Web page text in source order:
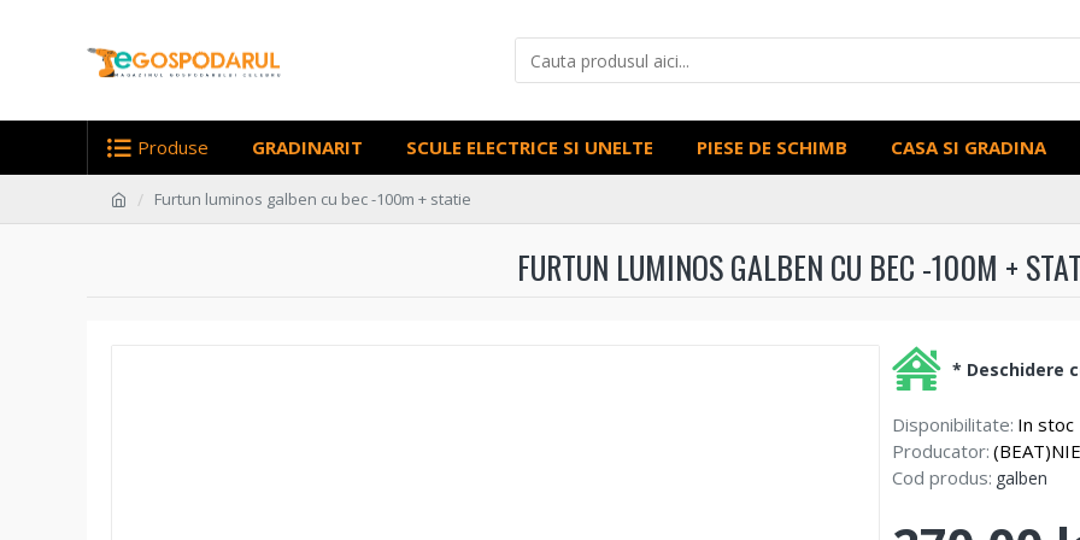
Produse GRADINARIT SCULE ELECTRICE SI UNELTE PIESE DE SCHIMB CASA SI GRADINA
Furtun luminos galben cu bec -100m + statie
FURTUN LUMINOS GALBEN CU BEC -100M +
Disponibilitate: In stoc
Producator: (BEAT)NIE
Cod produs: galben
* Deschidere